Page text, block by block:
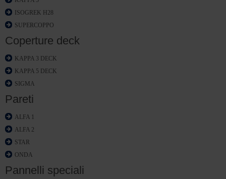
ISOGREK H28
SUPERCOPPO
Coperture deck
KAPPA 3 DECK
KAPPA 5 DECK
SIGMA
Pareti
ALFA 1
ALFA 2
STAR
ONDA
Pannelli speciali